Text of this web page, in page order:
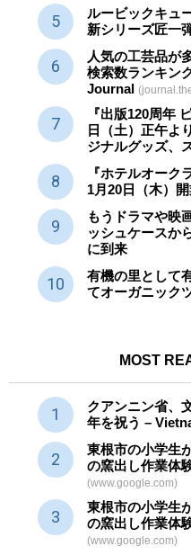
ルービックキュ
新シリーズ匠一
人気の工芸品が
検索数ランキン
Journal
『出版120周年
日（土）正午よ
ジナルグッズ、
『ホテルオーク
1月20日（木）
もうドラマや映
ッシュケースか
に到来
有機の里として
てオーガニック
MOST
クアンニン省、
年を祝う –
東根市の小学生
の窯出し作業体
(www.google.com)
東根市の小学生
の窯出し作業体
(www.google.com)